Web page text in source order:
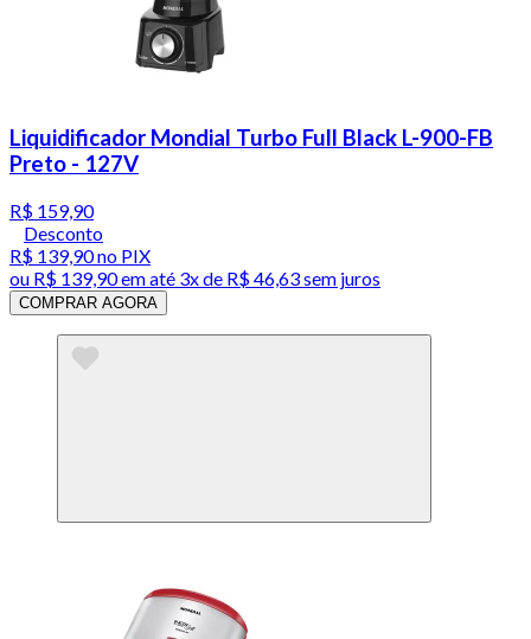
Liquidificador Mondial Turbo Full Black L-900-FB
Preto - 127V
R$ 159,90
Desconto
R$ 139,90no PIX
ou R$ 139,90em até 3x de R$ 46,63 sem juros
COMPRAR AGORA